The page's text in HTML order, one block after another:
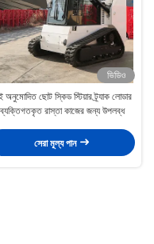
ভিডিও
অনুমোদিত ছোট স্কিড স্টিয়ার ট্র্যাক লোডার
ব্যক্তিগতকৃত রাস্তা কাজের জন্য উপলব্ধ
সেরা মূল্য পান